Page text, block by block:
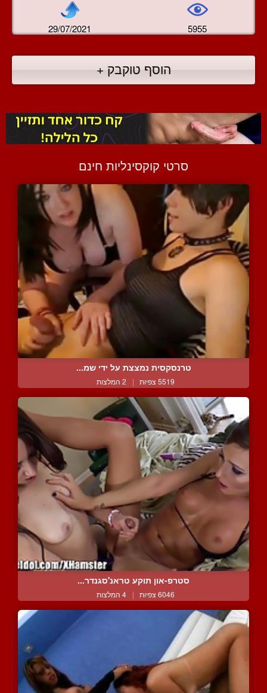
29/07/2021 5955
הוסף טוקבק +
סרטי קוקסינליות חינם
טרנסקסית נמצצת על ידי שמ...
5519 צפיות | 2 המלצות
סטרפ-און תוקע טראנ'סגנדר...
6046 צפיות | 4 המלצות